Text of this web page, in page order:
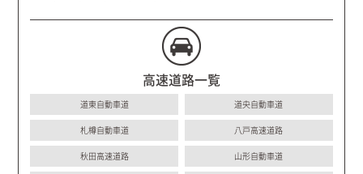
高速道路一覧
道東自動車道 道央自動車道
札樽自動車道 八戸高速道路
秋田高速道路 山形自動車道